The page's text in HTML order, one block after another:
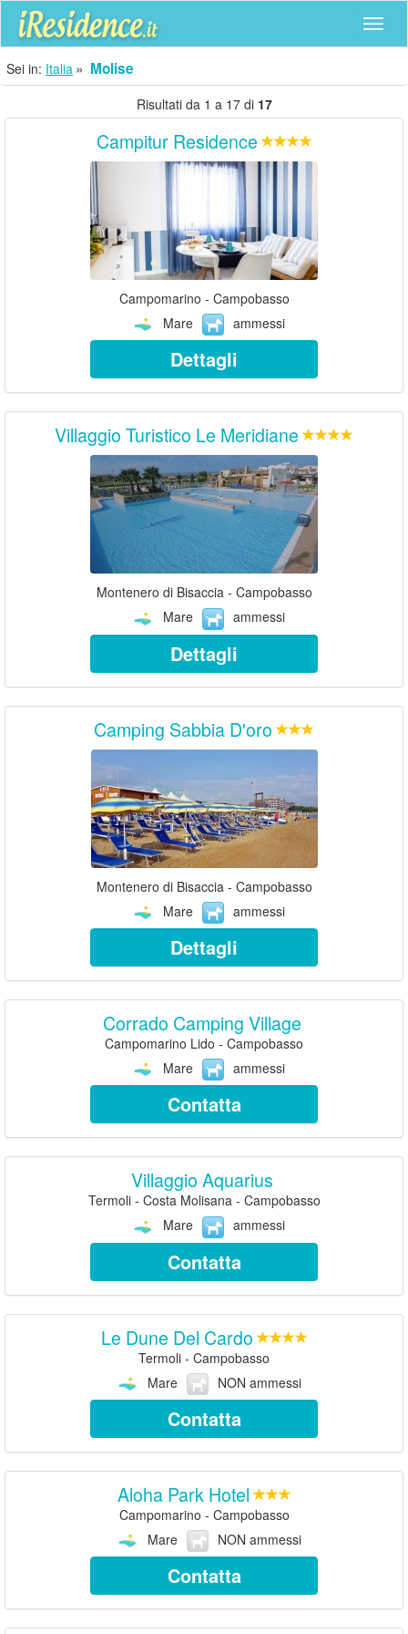
Sei in: Italia Molise
Risultati da 1 a 17 di 17
Campitur Residence
Campomarino - Campobasso
Mare
ammessi
Dettagli
Villaggio Turistico Le Meridiane
Montenero di Bisaccia - Campobasso
Mare
ammessi
Dettagli
Camping Sabbia D'oro
Montenero di Bisaccia - Campobasso
Mare
ammessi
Dettagli
Corrado Camping Village
Campomarino Lido - Campobasso
Mare
ammessi
Contatta
Villaggio Aquarius
Termoli - Costa Molisana - Campobasso
Mare
ammessi
Contatta
Le Dune Del Cardo
Termoli - Campobasso
Mare
NON ammessi
Contatta
Aloha Park Hotel
Campomarino - Campobasso
Mare
NON ammessi
Contatta